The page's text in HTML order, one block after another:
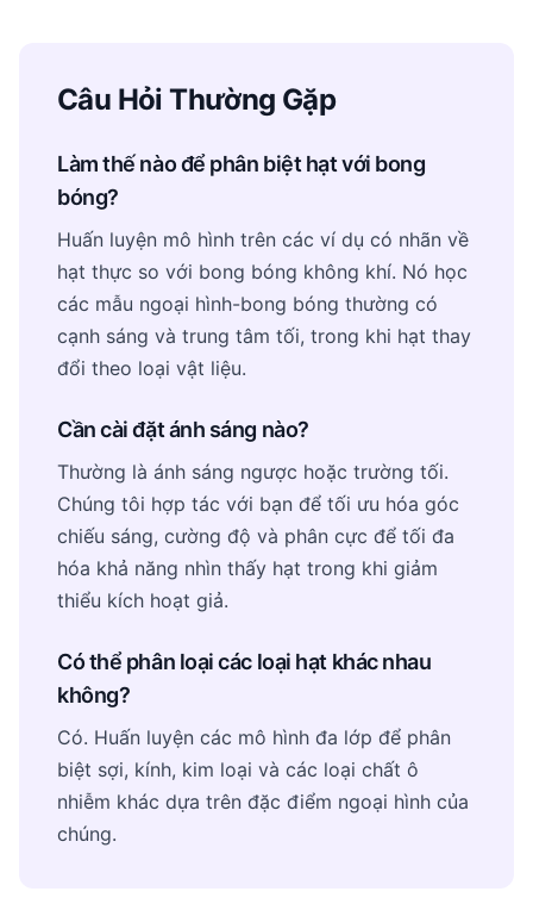
Câu Hỏi Thường Gặp
Làm thế nào để phân biệt hạt với bong
bóng?
Huấn luyện mô hình trên các ví dụ có nhãn về
hạt thực so với bong bóng không khí. Nó học
các mẫu ngoại hình-bong bóng thường có
cạnh sáng và trung tâm tối, trong khi hạt thay
đổi theo loại vật liệu.
Cần cài đặt ánh sáng nào?
Thường là ánh sáng ngược hoặc trường tối.
Chúng tôi hợp tác với bạn để tối ưu hóa góc
chiếu sáng, cường độ và phân cực để tối đa
hóa khả năng nhìn thấy hạt trong khi giảm
thiểu kích hoạt giả.
Có thể phân loại các loại hạt khác nhau
không?
Có. Huấn luyện các mô hình đa lớp để phân
biệt sợi, kính, kim loại và các loại chất ô
nhiễm khác dựa trên đặc điểm ngoại hình của
chúng.